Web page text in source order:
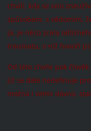
chvíli, kdy se ono
způsobem, s vědomím,
já, je něco zcela
traumatu, o níž hovoří
Od této chvíle pak
již se dále nedefinuje
možná i velmi dávno,